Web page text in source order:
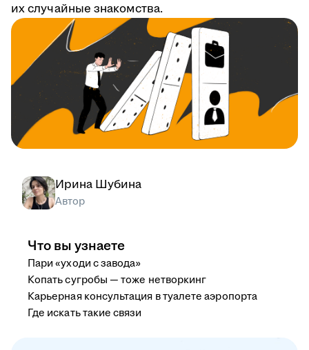
их случайные знакомства.
Ирина Шубина
Автор
Что вы узнаете
Пари «уходи с завода»
Копать сугробы — тоже нетворкинг
Карьерная консультация в туалете аэропорта
Где искать такие связи